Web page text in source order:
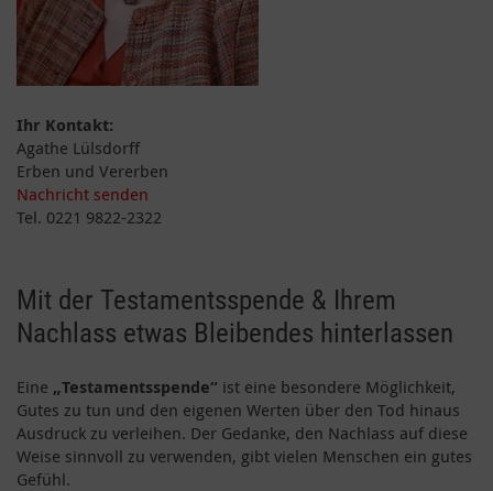
Ihr Kontakt:
Agathe Lülsdorff
Erben und Vererben
Nachricht senden
Tel. 0221 9822-2322
Mit der Testamentsspende & Ihrem
Nachlass etwas Bleibendes hinterlassen
Eine „Testamentsspende“ ist eine besondere Möglichkeit,
Gutes zu tun und den eigenen Werten über den Tod hinaus
Ausdruck zu verleihen. Der Gedanke, den Nachlass auf diese
Weise sinnvoll zu verwenden, gibt vielen Menschen ein gutes
Gefühl.